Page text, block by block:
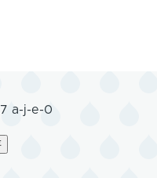
a-j-e-0